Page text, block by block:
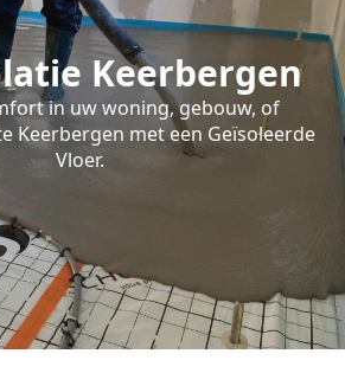
Keerbergen
in uw woning, gebouw, of
Keerbergen met een Geïsoleerde
Vloer.